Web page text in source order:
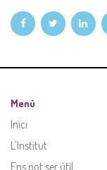
Menú
Inici
L’Institut
Ens pot ser útil